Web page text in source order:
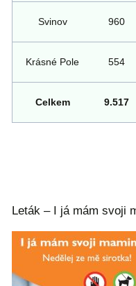
Svinov 960
Krásné Pole 554
Celkem 9.517
Leták – I já mám svoji